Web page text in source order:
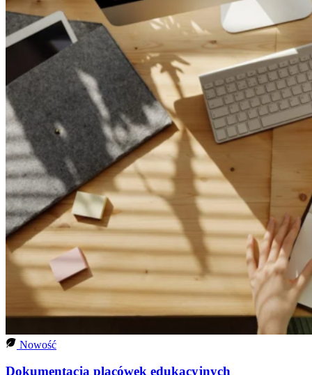
Nowość
Dokumentacja placówek edukacyjnych